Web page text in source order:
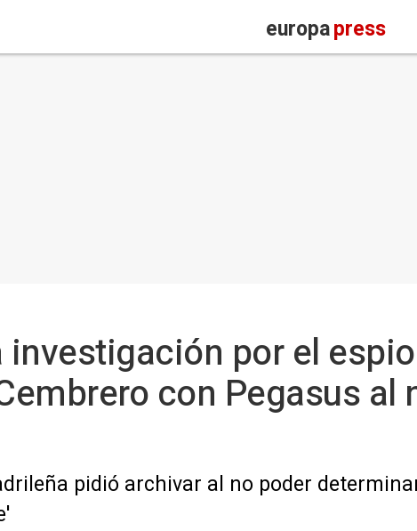
europapress
investigación por el
con Pegasus al
pidió archivar al no poder